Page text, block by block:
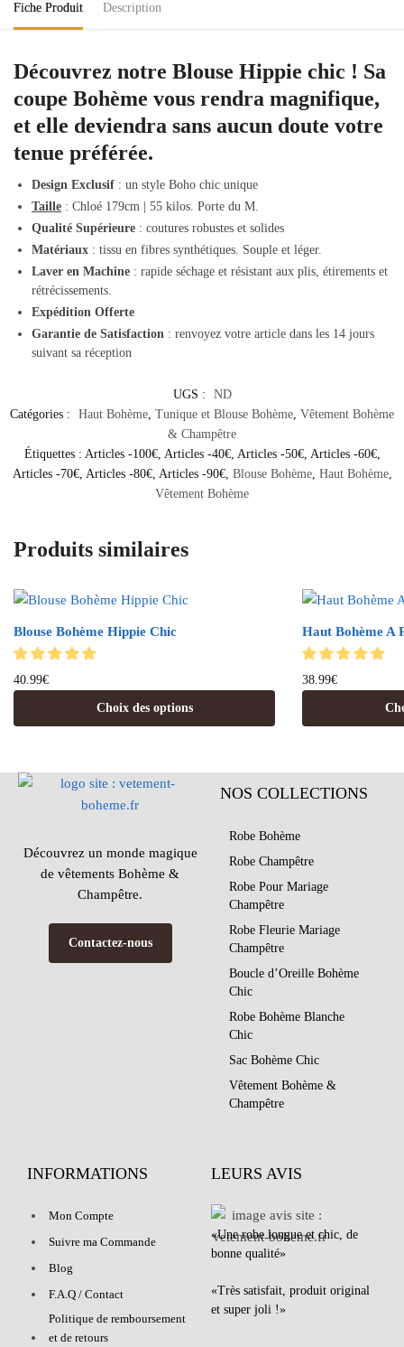
Fiche Produit Description
Découvrez notre Blouse Hippie chic ! Sa
coupe Bohème vous rendra magnifique,
et elle deviendra sans aucun doute votre
tenue préférée.
Design Exclusif : un style Boho chic unique
Taille : Chloé 179cm | 55 kilos. Porte du M.
Qualité Supérieure : coutures robustes et solides
Matériaux : tissu en fibres synthétiques. Souple et léger.
Laver en Machine : rapide séchage et résistant aux plis, étirements et
rétrécissements.
Expédition Offerte
Garantie de Satisfaction : renvoyez votre article dans les 14 jours
suivant sa réception
UGS :
ND
Catégories :
Haut Bohème, Tunique et Blouse Bohème, Vêtement Bohème
& Champêtre
Étiquettes : Articles -100€, Articles -40€, Articles -50€, Articles -60€,
Articles -70€, Articles -80€, Articles -90€, Blouse Bohème, Haut Bohème,
Vêtement Bohème
Produits similaires
Blouse Bohème Hippie Chic
40.99€
Choix des options
Haut Bohème A
38.99€
Découvrez un monde magique
de vêtements Bohème &
Champêtre.
Contactez-nous
NOS COLLECTIONS
Robe Bohème
Robe Champêtre
Robe Pour Mariage
Champêtre
Robe Fleurie Mariage
Champêtre
Boucle d’Oreille Bohème
Chic
Robe Bohème Blanche
Chic
Sac Bohème Chic
Vêtement Bohème &
Champêtre
INFORMATIONS
Mon Compte
Suivre ma Commande
Blog
F.A.Q / Contact
Politique de remboursement
et de retours
LEURS AVIS
«Une robe longue et chic, de
bonne qualité»
«Très satisfait, produit original
et super joli !»